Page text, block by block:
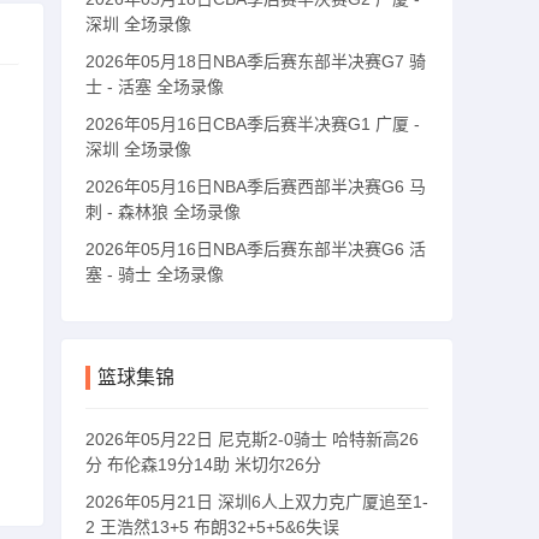
深圳 全场录像
2026年05月18日NBA季后赛东部半决赛G7 骑
士 - 活塞 全场录像
2026年05月16日CBA季后赛半决赛G1 广厦 -
深圳 全场录像
2026年05月16日NBA季后赛西部半决赛G6 马
刺 - 森林狼 全场录像
2026年05月16日NBA季后赛东部半决赛G6 活
塞 - 骑士 全场录像
篮球集锦
2026年05月22日 尼克斯2-0骑士 哈特新高26
分 布伦森19分14助 米切尔26分
2026年05月21日 深圳6人上双力克广厦追至1-
2 王浩然13+5 布朗32+5+5&6失误